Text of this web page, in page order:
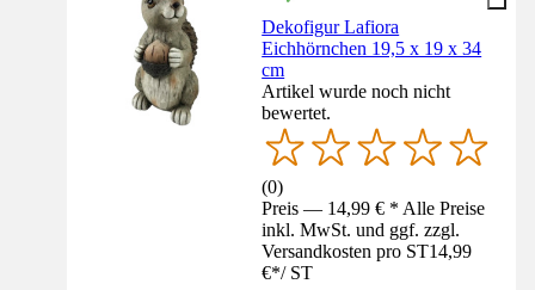
Dekofigur Lafiora
Eichhörnchen 19,5 x 19 x 34
cm
Artikel wurde noch nicht
bewertet.
(0)
Preis — 14,99 € * Alle Preise
inkl. MwSt. und ggf. zzgl.
Versandkosten pro ST14,99
€*/ ST